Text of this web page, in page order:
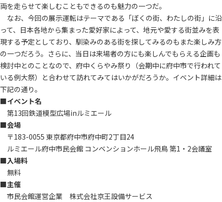
両を走らせて楽しむこともできるのも魅力の一つだ。
なお、今回の展示運転はテーマである「ぼくの街、わたしの街」に沿
って、日本各地から集まった愛好家によって、地元や愛する街並みを表
現する予定としており、馴染みのある街を探してみるのもまた楽しみ方
の一つだろう。さらに、当日は来場者の方にも楽しんでもらえる企画も
検討中とのことなので、府中くらやみ祭り（会期中に府中市で行われて
いる例大祭）と合わせて訪れてみてはいかがだろうか。イベント詳細は
下記の通り。
■イベント名
第13回鉄道模型広場inルミエール
■会場
〒183-0055 東京都府中市府中町2丁目24
ルミエール府中市民会館 コンベンションホール飛鳥 第1・2会議室
■入場料
無料
■主催
市民会館運営企業 株式会社京王設備サービス